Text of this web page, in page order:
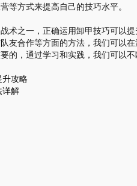
等方式来提高自己的技巧水平。
术之一，正确运用卸甲技巧可以
友合作等方面的方法，我们可以
的，通过学习和实践，我们可以
升攻略
详解